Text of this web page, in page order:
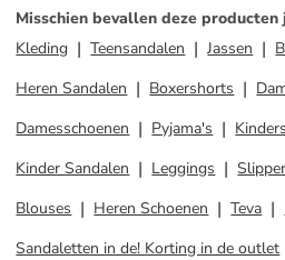
Misschien bevallen deze producten
Kleding
Teensandalen Jassen
Heren Sandalen
Boxershorts
Damesschoenen
Pyjama's
Kinder Sandalen
Leggings
Blouses
Heren Schoenen Teva
Sandaletten in de! Korting in de outlet